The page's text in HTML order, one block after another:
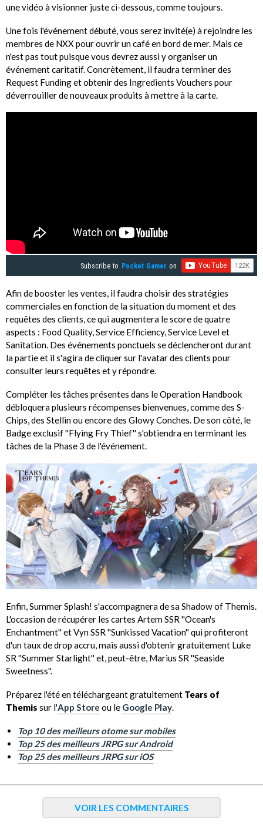
une vidéo à visionner juste ci-dessous, comme toujours.
Une fois l'événement débuté, vous serez invité(e) à rejoindre les
membres de NXX pour ouvrir un café en bord de mer. Mais ce
n'est pas tout puisque vous devrez aussi y organiser un
événement caritatif. Concrètement, il faudra terminer des
Request Funding et obtenir des Ingredients Vouchers pour
déverrouiller de nouveaux produits à mettre à la carte.
Subscribe to Pocket Gamer on
Afin de booster les ventes, il faudra choisir des stratégies
commerciales en fonction de la situation du moment et des
requêtes des clients, ce qui augmentera le score de quatre
aspects : Food Quality, Service Efficiency, Service Level et
Sanitation. Des événements ponctuels se déclencheront durant
la partie et il s'agira de cliquer sur l'avatar des clients pour
consulter leurs requêtes et y répondre.
Compléter les tâches présentes dans le Operation Handbook
débloquera plusieurs récompenses bienvenues, comme des S-
Chips, des Stellin ou encore des Glowy Conches. De son côté, le
Badge exclusif ''Flying Fry Thief'' s'obtiendra en terminant les
tâches de la Phase 3 de l'événement.
Enfin, Summer Splash! s'accompagnera de sa Shadow of Themis.
L'occasion de récupérer les cartes Artem SSR ''Ocean's
Enchantment'' et Vyn SSR ''Sunkissed Vacation'' qui profiteront
d'un taux de drop accru, mais aussi d'obtenir gratuitement Luke
SR ''Summer Starlight'' et, peut-être, Marius SR ''Seaside
Sweetness''.
Préparez l'été en téléchargeant gratuitement Tears of
Themis sur l'App Store ou le Google Play.
Top 10 des meilleurs otome sur mobiles
Top 25 des meilleurs JRPG sur Android
Top 25 des meilleurs JRPG sur iOS
VOIR LES COMMENTAIRES